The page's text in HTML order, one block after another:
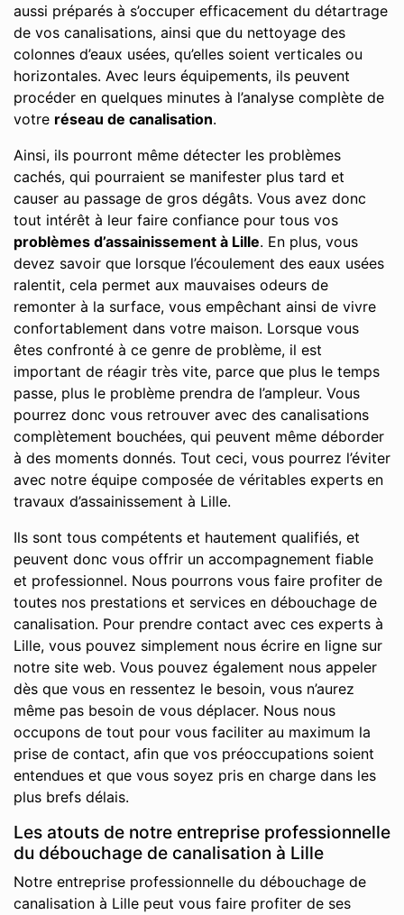
aussi préparés à s’occuper efficacement du détartrage
de vos canalisations, ainsi que du nettoyage des
colonnes d’eaux usées, qu’elles soient verticales ou
horizontales. Avec leurs équipements, ils peuvent
procéder en quelques minutes à l’analyse complète de
votre réseau de canalisation.
Ainsi, ils pourront même détecter les problèmes
cachés, qui pourraient se manifester plus tard et
causer au passage de gros dégâts. Vous avez donc
tout intérêt à leur faire confiance pour tous vos
problèmes d’assainissement à Lille. En plus, vous
devez savoir que lorsque l’écoulement des eaux usées
ralentit, cela permet aux mauvaises odeurs de
remonter à la surface, vous empêchant ainsi de vivre
confortablement dans votre maison. Lorsque vous
êtes confronté à ce genre de problème, il est
important de réagir très vite, parce que plus le temps
passe, plus le problème prendra de l’ampleur. Vous
pourrez donc vous retrouver avec des canalisations
complètement bouchées, qui peuvent même déborder
à des moments donnés. Tout ceci, vous pourrez l’éviter
avec notre équipe composée de véritables experts en
travaux d’assainissement à Lille.
Ils sont tous compétents et hautement qualifiés, et
peuvent donc vous offrir un accompagnement fiable
et professionnel. Nous pourrons vous faire profiter de
toutes nos prestations et services en débouchage de
canalisation. Pour prendre contact avec ces experts à
Lille, vous pouvez simplement nous écrire en ligne sur
notre site web. Vous pouvez également nous appeler
dès que vous en ressentez le besoin, vous n’aurez
même pas besoin de vous déplacer. Nous nous
occupons de tout pour vous faciliter au maximum la
prise de contact, afin que vos préoccupations soient
entendues et que vous soyez pris en charge dans les
plus brefs délais.
Les atouts de notre entreprise professionnelle
du débouchage de canalisation à Lille
Notre entreprise professionnelle du débouchage de
canalisation à Lille peut vous faire profiter de ses